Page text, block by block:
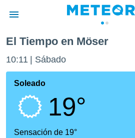
de
por
que se
calidad.
a este
El Tiempo en Möser
10:11 Sábado
Soleado
19°
Sensación de 19°